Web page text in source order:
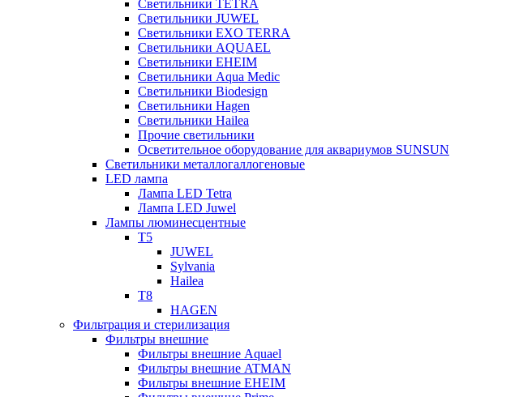
Светильники TETRA
Светильники JUWEL
Светильники EXO TERRA
Светильники AQUAEL
Светильники EHEIM
Светильники Aqua Medic
Светильники Biodesign
Светильники Hagen
Светильники Hailea
Прочие светильники
Осветительное оборудование для аквариумов SUNSUN
Светильники металлогаллогеновые
LED лампа
Лампа LED Tetra
Лампа LED Juwel
Лампы люминесцентные
T5
JUWEL
Sylvania
Hailea
T8
HAGEN
Фильтрация и стерилизация
Фильтры внешние
Фильтры внешние Aquael
Фильтры внешние ATMAN
Фильтры внешние EHEIM